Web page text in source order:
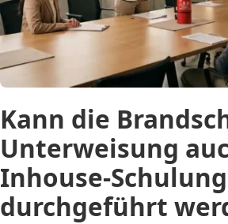
Kann die
Unterweisung
Inhouse-Schulung
durchgeführt